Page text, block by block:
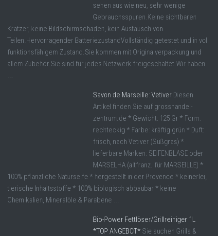
sehen aus wie neu, sehr wenige
Gebrauchsspuren.Keine sichtbaren
Kratzer, keine Bildschirmschäden, kein Austausch von
Teilen.Hervorragender BatteriezustandVollständig getestet und in voll
funktionsfähigem Zustand.Sie kommen mit Originalverpackung und
allem Zubehör.Sie sind für jedes Netzwerk freigeschaltet.Wir haben
...
Savon de Marseille: Vetiver Diesen
Artikel finden Sie auf grosshandel-
zentrum.de * Gewicht: 125 Gr * Form:
rechteckig * Farbe: kräftig grün * Duft:
frisch, nach Vetiver (Süßgras) *
lieferbare Marken: SEIFENBLASE oder
MARSELHA (altfranz. für MARSEILLE) *
100% pflanzliche Naturseife * hergestellt in der Provence * keinerlei,
tierische Inhaltsstoffe * 100% biologisch abbaubar * keine
Chemikalien, Mineralöle & Parabene ...
Bio-Power Fettlöser/Grillreiniger 1L
*TOP ANGEBOT* Sie suchen Grills &